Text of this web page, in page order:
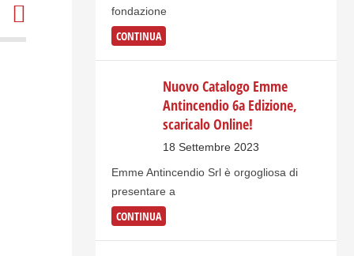
fondazione
CONTINUA
Nuovo Catalogo Emme
Antincendio 6a Edizione,
scaricalo Online!
18 Settembre 2023
Emme Antincendio Srl è orgogliosa di
presentare a
CONTINUA